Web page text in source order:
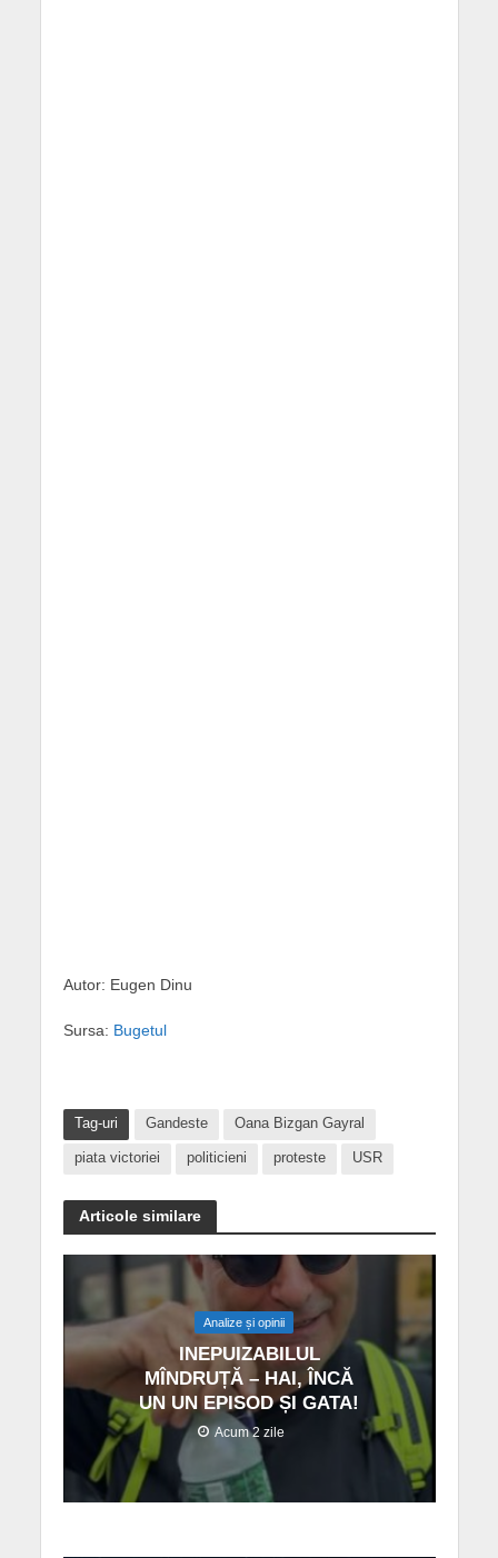
Autor: Eugen Dinu
Sursa: Bugetul
Tag-uri Gandeste Oana Bizgan Gayral
piata victoriei politicieni proteste USR
Articole similare
Analize și opinii
INEPUIZABILUL
MÎNDRUȚĂ – HAI, ÎNCĂ
UN UN EPISOD ȘI GATA!
Acum 2 zile